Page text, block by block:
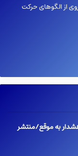
از الگوهای حرکت
هشدار به موقع/منتشر